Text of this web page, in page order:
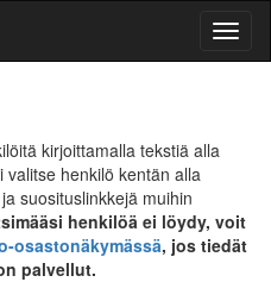
kirjoittamalla tekstiä alla
henkilö kentän alla
suosituslinkkejä muihin
henkilöä ei löydy, voit
osastonäkymässä, jos tiedät
palvellut.